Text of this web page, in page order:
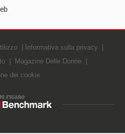
Informativa sulla privacy
Magazine Delle Donne
dei cookie